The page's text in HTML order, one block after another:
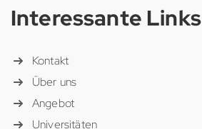
Interessante Links
Kontakt
Über uns
Angebot
Universitäten